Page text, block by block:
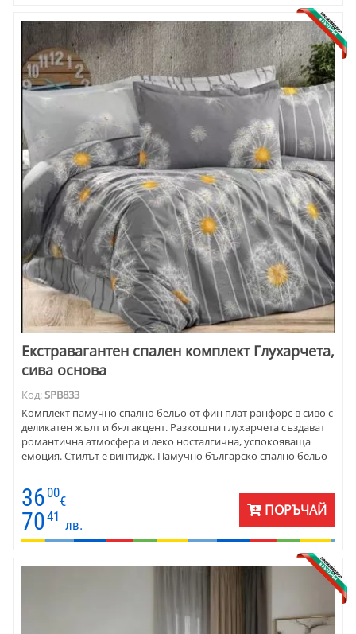
Екстравагантен спален комплект Глухарчета,
сива основа
Код:SPB833
Комплект памучно спално бельо от фин плат ранфорс в сиво с
деликатен жълт и бял акцент. Разкошни глухарчета създават
романтична атмосфера и леко носталгична, успокояваща
емоция. Стилът е винтидж. Памучно българско спално бельо
36 00
€
7041
лв.
ПОРЪЧАЙ